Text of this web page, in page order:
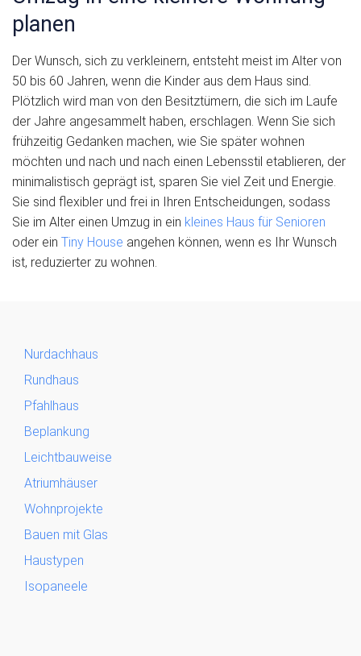
planen
Der Wunsch, sich zu verkleinern, entsteht meist im Alter von
50 bis 60 Jahren, wenn die Kinder aus dem Haus sind.
Plötzlich wird man von den Besitztümern, die sich im Laufe
der Jahre angesammelt haben, erschlagen. Wenn Sie sich
frühzeitig Gedanken machen, wie Sie später wohnen
möchten und nach und nach einen Lebensstil etablieren, der
minimalistisch geprägt ist, sparen Sie viel Zeit und Energie.
Sie sind flexibler und frei in Ihren Entscheidungen, sodass
Sie im Alter einen Umzug in ein kleines Haus für Senioren
oder ein Tiny House angehen können, wenn es Ihr Wunsch
ist, reduzierter zu wohnen.
Nurdachhaus
Rundhaus
Pfahlhaus
Beplankung
Leichtbauweise
Atriumhäuser
Wohnprojekte
Bauen mit Glas
Haustypen
Isopaneele